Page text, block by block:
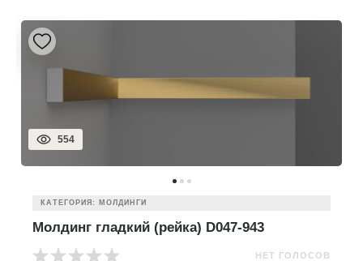
554
КАТЕГОРИЯ: МОЛДИНГИ
Молдинг гладкий (рейка) D047-943
НЕТ ГОЛОСОВ